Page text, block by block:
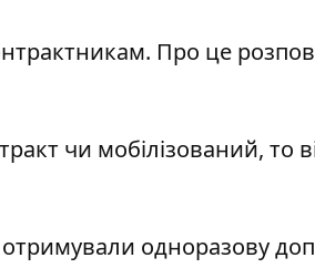
Про це
чи мобілізований, то
одноразову